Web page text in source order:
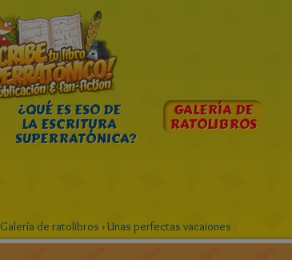
¿QUÉ ES ESO DE
LA ESCRITURA
SUPERRATÓNICA?
GALERÍA DE
RATOLIBROS
Galería de ratolibros ›Unas perfectas vacaiones